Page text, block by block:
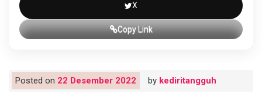
X
Copy Link
Posted on 22 Desember 2022 by kediritangguh